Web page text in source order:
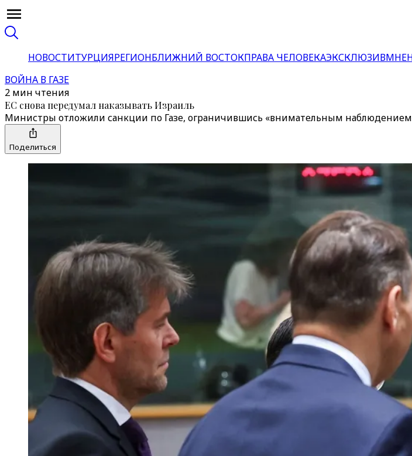
НОВОСТИТУРЦИЯРЕГИОНБЛИЖНИЙ ВОСТОКПРАВА ЧЕЛОВЕКАЭКСКЛЮЗИВ
ВОЙНА В ГАЗЕ
2 мин чтения
ЕС снова передумал наказывать Израиль
Министры отложили санкции по Газе, ограничившись «внимательным
Поделиться